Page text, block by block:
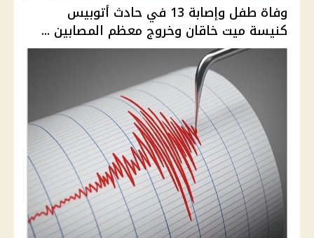
وفاة طفل وإصابة 13 في حادث أتوبيس
كنيسة ميت خاقان وخروج معظم المصابين ...